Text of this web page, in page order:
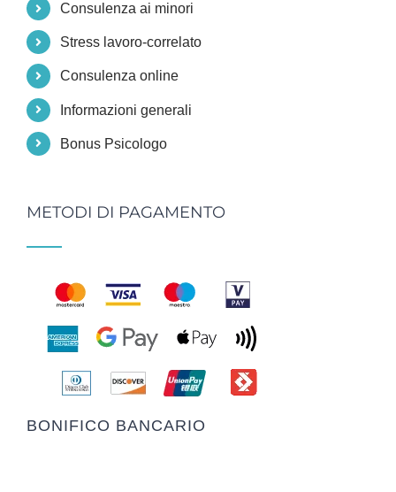
Consulenza ai minori
Stress lavoro-correlato
Consulenza online
Informazioni generali
Bonus Psicologo
METODI DI PAGAMENTO
BONIFICO BANCARIO